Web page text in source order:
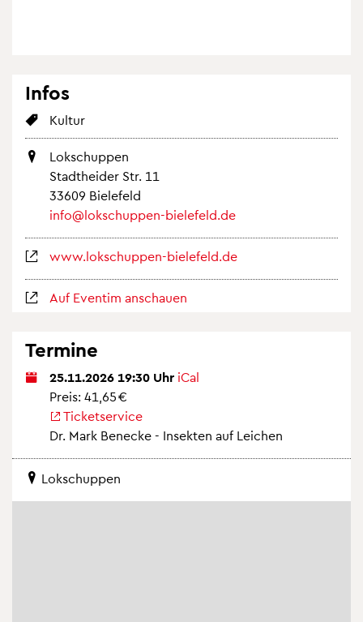
Infos
Kul­tur
Lok­schup­pen
Stadt­hei­der Str. 11
33609 Bie­le­feld
info@​lokschuppen-​bielefeld.​de
www.​lokschuppen-​bielefeld.​de
Auf Even­tim an­schau­en
Ter­mi­ne
25.11.2026 19:30 Uhr iCal
Preis: 41,65 €
Ti­cket­ser­vice
Dr. Mark Be­n­ecke - In­sek­ten auf Lei­chen
Lok­schup­pen